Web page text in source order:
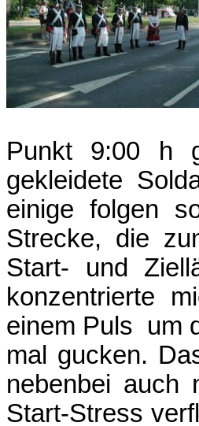
Punkt 9:00 h
gekleidete
einige folgen
Strecke, die
Start- und
konzentrierte
einem Puls um
mal gucken.
nebenbei auch
Start-Stress